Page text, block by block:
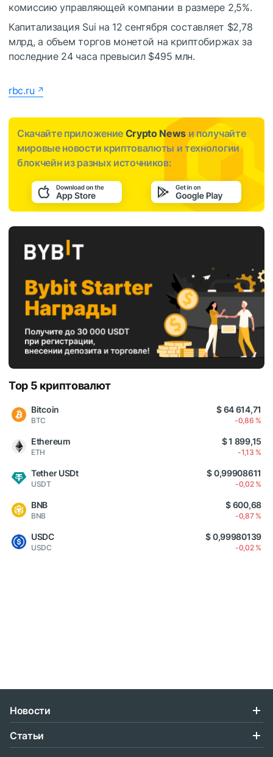
комиссию управляющей компании в размере 2,5%.
Капитализация Sui на 12 сентября составляет $2,78
млрд, а объем торгов монетой на криптобиржах за
последние 24 часа превысил $495 млн.
rbc.ru
Скачайте приложение Crypto News и получайте
мировые новости криптовалюты и технологии
блокчейн из разных источников:
Top 5 криптовалют
Bitcoin
BTC
$ 64 614,71
-0,86 %
Ethereum
ETH
$ 1 899,15
-1,13 %
Tether USDt
USDT
$ 0,99908611
-0,02 %
BNB
BNB
$ 600,68
-0,87 %
USDC
USDC
$ 0,99980139
-0,02 %
Новости
Статьи